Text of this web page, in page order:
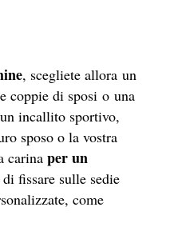
, scegliete allora un
coppie di sposi o una
incallito sportivo,
sposo o la vostra
carina per un
fissare sulle sedie
come